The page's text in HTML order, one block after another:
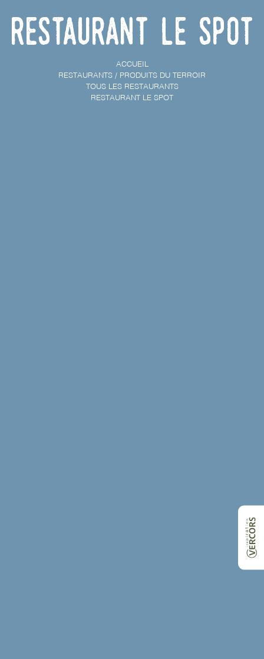
Restaurant Le Spot
ACCUEIL
RESTAURANTS / PRODUITS DU TERROIR
TOUS LES RESTAURANTS
RESTAURANT LE SPOT